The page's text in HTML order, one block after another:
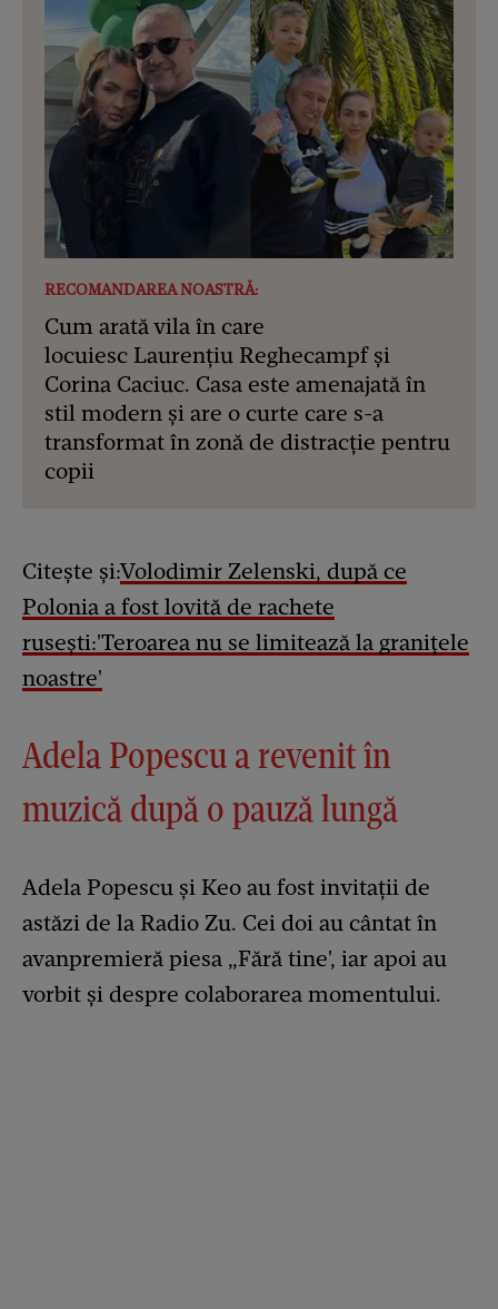
RECOMANDAREA NOASTRĂ:
Cum arată vila în care
locuiesc Laurențiu Reghecampf și
Corina Caciuc. Casa este amenajată în
stil modern și are o curte care s-a
transformat în zonă de distracție pentru
copii
Citește și:Volodimir Zelenski, după ce
Polonia a fost lovită de rachete
rusești:'Teroarea nu se limitează la granițele
noastre'
Adela Popescu a revenit în
muzică după o pauză lungă
Adela Popescu și Keo au fost invitații de
astăzi de la Radio Zu. Cei doi au cântat în
avanpremieră piesa „Fără tine', iar apoi au
vorbit și despre colaborarea momentului.